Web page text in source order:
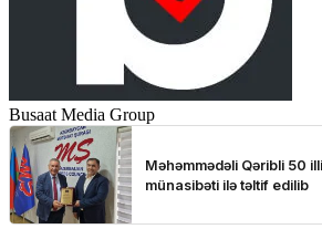
Busaat Media Group